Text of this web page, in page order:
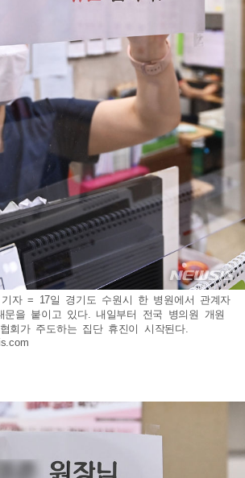
기자 = 17일 경기도 수원시 한 병원에서 관계자
문을 붙이고 있다. 내일부터 전국 병의원 개원
회가 주도하는 집단 휴진이 시작된다.